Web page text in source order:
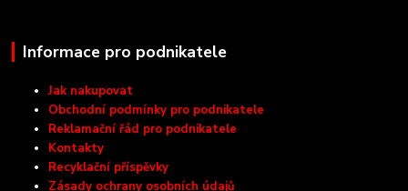
Informace pro podnikatele
Jak nakupovat
Obchodní podmínky pro podnikatele
Reklamační řád pro podnikatele
Kontakty
Recyklační příspěvky
Zásady ochrany osobních údajů